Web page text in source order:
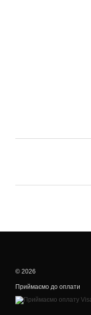
© 2026
Приймаємо до оплати